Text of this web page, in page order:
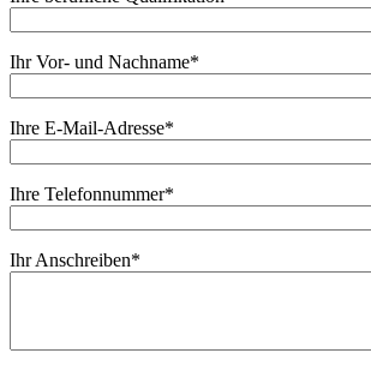
Ihr Vor- und Nachname*
Ihre E-Mail-Adresse*
Ihre Telefonnummer*
Ihr Anschreiben*